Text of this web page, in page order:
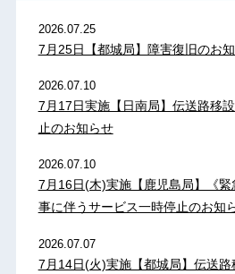
2026.07.25
7月25日【都城局】障害復旧のお
2026.07.10
7月17日実施【日南局】伝送路移
止のお知らせ
2026.07.10
7月16日(木)実施【鹿児島局】《
事に伴うサービス一時停止のお知
2026.07.07
7月14日(火)実施【都城局】伝送